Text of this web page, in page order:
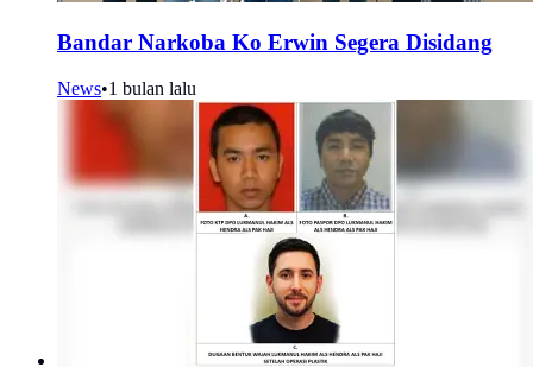
Bandar Narkoba Ko Erwin Segera Disidang
News•1 bulan lalu